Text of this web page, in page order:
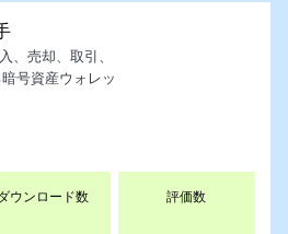
、売却、取引、
号資産ウォレッ
ウンロード数 評価数